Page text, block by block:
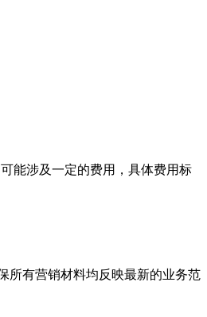
能涉及一定的费用，具体费用标
所有营销材料均反映最新的业务范